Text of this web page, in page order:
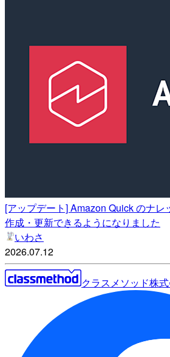
[アップデート] Amazon Quick のナレ
作成・更新できるようになりました
いわさ
2026.07.12
クラスメソッド株